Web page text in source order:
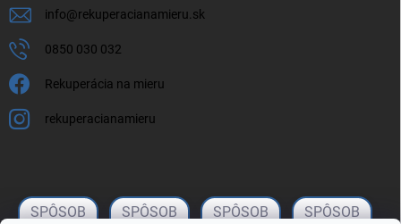
info@rekuperacianamieru.sk
0850 030 032
Rekuperácia na mieru
rekuperacianamieru